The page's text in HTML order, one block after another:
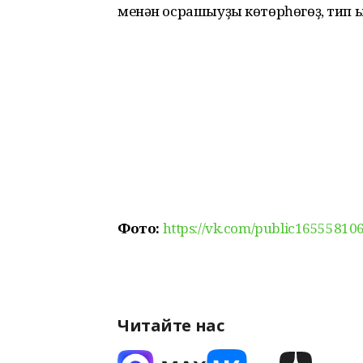
менән осрашыуҙы көтөрһөгөҙ, тип
Фото: https://vk.com/public165558106
Читайте нас